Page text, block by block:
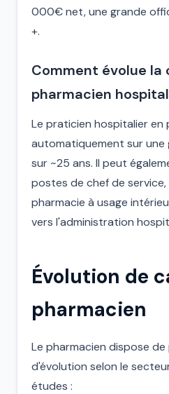
000€ net, une grande
+.
Comment évolue la
pharmacien
Le praticien hospitalier en
automatiquement sur une
sur ~25 ans. Il peut
postes de chef de
pharmacie à usage
vers l'administration
Évolution de
pharmacien
Le pharmacien dispose de
d'évolution selon le
études :